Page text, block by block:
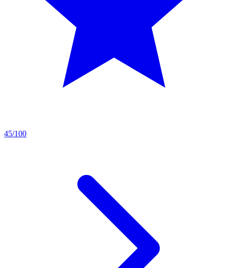
45/100